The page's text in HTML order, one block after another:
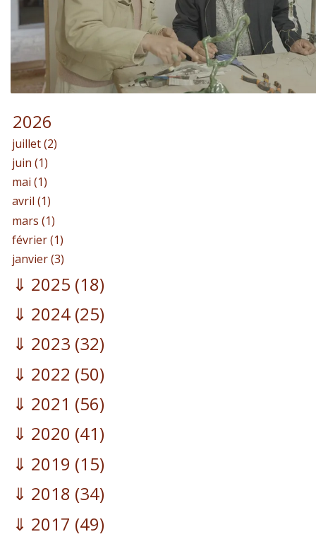
2026
juillet (2)
juin (1)
mai (1)
avril (1)
mars (1)
février (1)
janvier (3)
2025 (18)
2024 (25)
2023 (32)
2022 (50)
2021 (56)
2020 (41)
2019 (15)
2018 (34)
2017 (49)